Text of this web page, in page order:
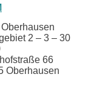
2 – 3 – 30
66
Oberhausen